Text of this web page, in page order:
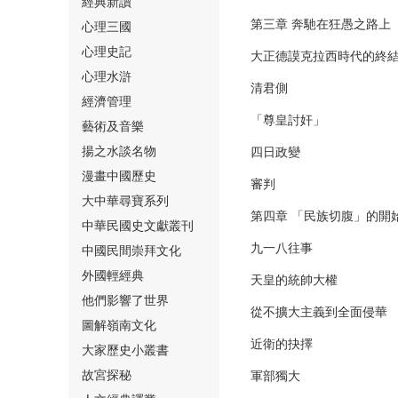
⑮
⑯
⑰
心理三國
心理史記
心理水滸
經濟管理
藝術及音樂
揚之水談名物
漫畫中國歷史
大中華尋寶系列
中華民國史文獻叢刊
中國民間崇拜文化
外國輕經典
他們影響了世界
圖解嶺南文化
大家歷史小叢書
故宮探秘
第三章 奔馳在狂愚之路上
大正德謨克拉西時代的終
清君側
「尊皇討奸」
四日政變
審判
第四章 「民族切腹」的開
九一八往事
天皇的統帥大權
從不擴大主義到全面侵華
近衛的抉擇
軍部獨大